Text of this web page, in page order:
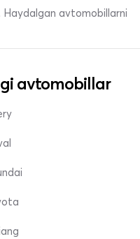
Haydalgan avtomobillarni
avtomobillar